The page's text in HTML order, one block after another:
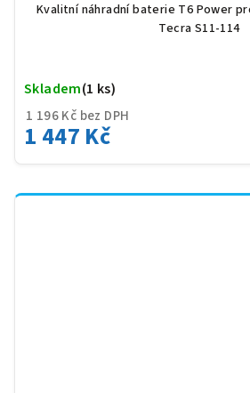
Kvalitní náhradní baterie T6 Power
Tecra S11-114
1 196 Kč bez DPH
1 447 Kč
Skladem(1 ks)